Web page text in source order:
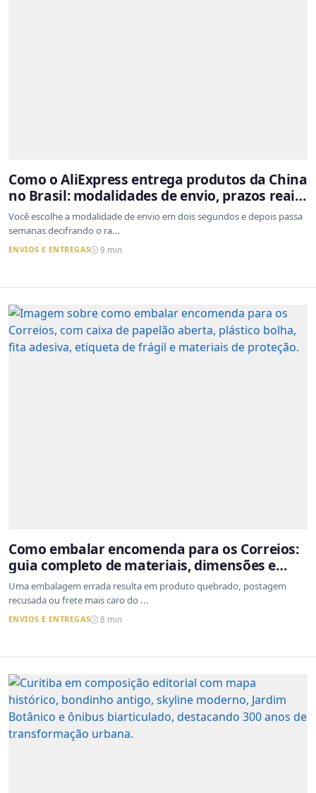
Como o AliExpress entrega produtos da China
no Brasil: modalidades de envio, prazos reais
e o que a Cainiao tem a ver com isso
Você escolhe a modalidade de envio em dois segundos e depois passa
semanas decifrando o ra...
ENVIOS E ENTREGAS 9 min
Como embalar encomenda para os Correios:
guia completo de materiais, dimensões e
proteção
Uma embalagem errada resulta em produto quebrado, postagem
recusada ou frete mais caro do ...
ENVIOS E ENTREGAS 8 min